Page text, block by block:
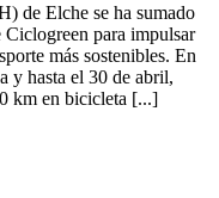
de Elche se ha sumado
para impulsar
más sostenibles. En
y hasta el 30 de abril,
km en bicicleta [...]